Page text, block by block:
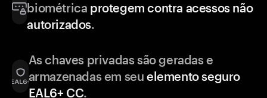
biométrica protegem contra acessos não
autorizados.
As chaves privadas são geradas e
armazenadas em seu elemento seguro
EAL6+ CC.